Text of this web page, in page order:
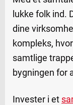
lukke folk ind.
dine
kompleks,
samtlige
bygningen for
Invester i et